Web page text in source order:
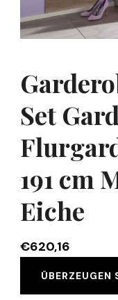
Set
191 cm
Eiche
€620,16
ÜBERZEUGEN